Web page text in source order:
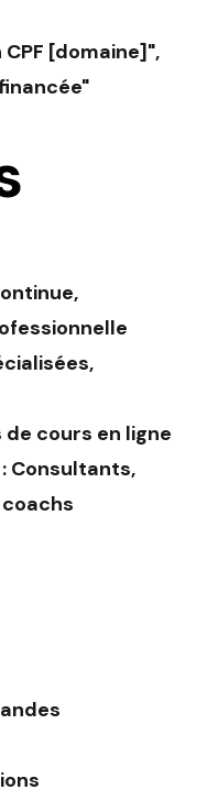
[domaine]",
cours en ligne
: Consultants,
coachs